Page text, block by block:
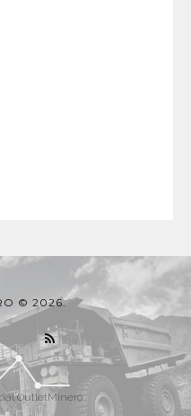
© 2026.
OutletMinero